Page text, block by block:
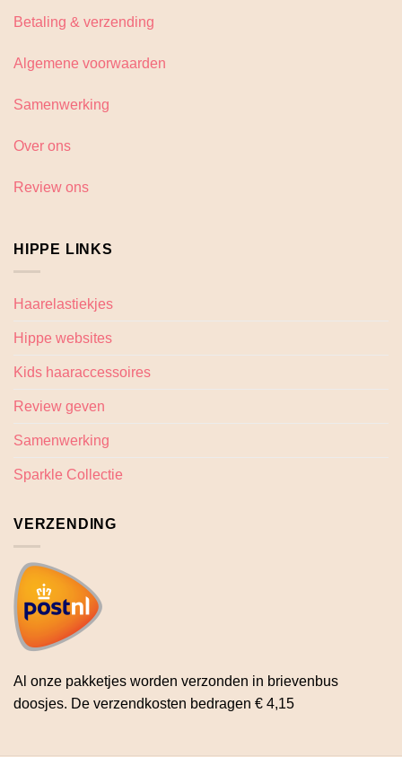
Betaling & verzending
Algemene voorwaarden
Samenwerking
Over ons
Review ons
HIPPE LINKS
Haarelastiekjes
Hippe websites
Kids haaraccessoires
Review geven
Samenwerking
Sparkle Collectie
VERZENDING
Al onze pakketjes worden verzonden in brievenbus
doosjes. De verzendkosten bedragen € 4,15